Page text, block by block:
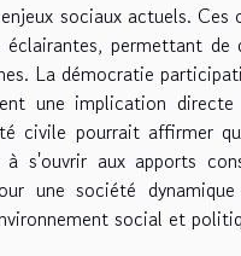
sociaux actuels.
permettant
La démocratie
une implication
civile pourrait affirmer
s'ouvrir aux apports
une société
social et